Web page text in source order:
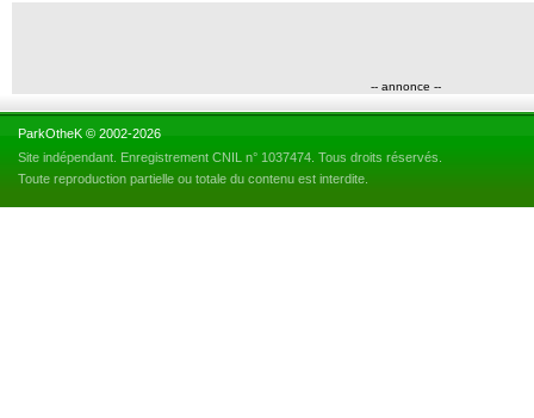
-- annonce --
ParkOtheK © 2002-2026
Site indépendant. Enregistrement CNIL n° 1037474. Tous droits réservés.
Toute reproduction partielle ou totale du contenu est interdite.